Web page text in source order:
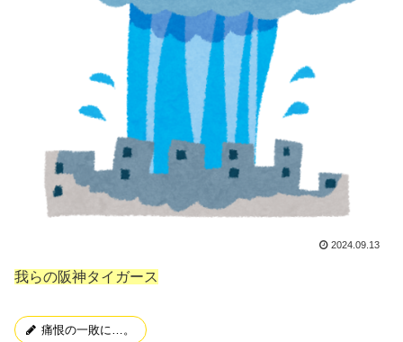
2024.09.13
我らの阪神タイガース
痛恨の一敗に…。